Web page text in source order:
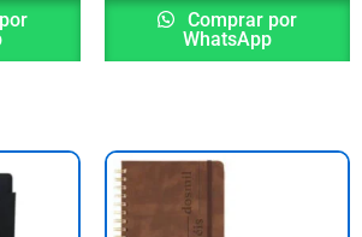
Comprar por
WhatsApp
This
product